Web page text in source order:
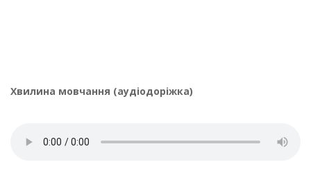
Хвилина мовчання (аудіодоріжка)